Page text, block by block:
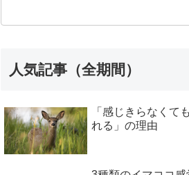
人気記事（全期間）
「感じきらなくて
れる」の理由